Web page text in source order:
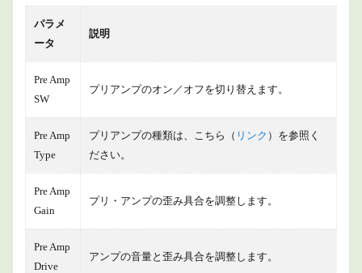
パラメ
ータ
説明
Pre Amp
SW
プリアンプのオン／オフを切り替えます。
Pre Amp
Type
プリアンプの種類は、こちら（ リンク ）を参照く
ださい。
Pre Amp
Gain
プリ・アンプの歪み具合を調整します。
Pre Amp
Drive
アンプの音量と歪み具合を調整します。